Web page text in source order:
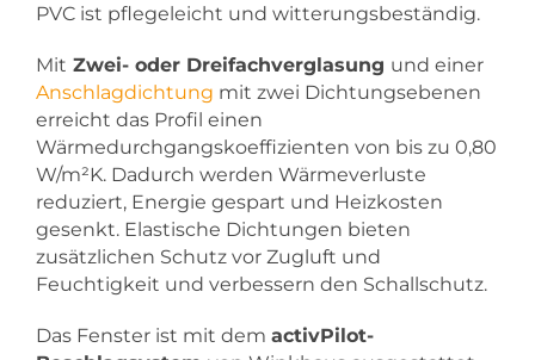
PVC ist pflegeleicht und witterungsbeständig.
Mit Zwei- oder Dreifachverglasung und einer
Anschlagdichtung mit zwei Dichtungsebenen
erreicht das Profil einen
Wärmedurchgangskoeffizienten von bis zu 0,80
W/m²K. Dadurch werden Wärmeverluste
reduziert, Energie gespart und Heizkosten
gesenkt. Elastische Dichtungen bieten
zusätzlichen Schutz vor Zugluft und
Feuchtigkeit und verbessern den Schallschutz.
Das Fenster ist mit dem activPilot-